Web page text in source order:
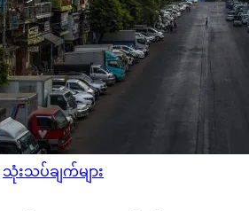
သုံးသပ်ချက်များ